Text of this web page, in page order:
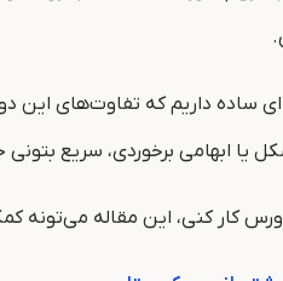
ساده داریم که تفاوت‌های این
یا ابهامی برخوردی، سریع
کار کنی، این مقاله